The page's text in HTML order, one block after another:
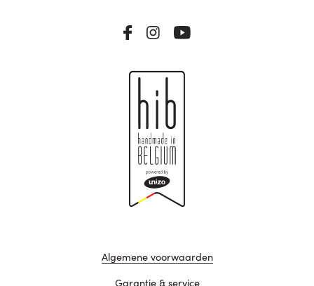
Algemene voorwaarden
Garantie & service